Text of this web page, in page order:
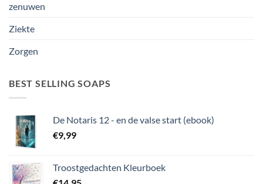
zenuwen
Ziekte
Zorgen
BEST SELLING SOAPS
De Notaris 12 - en de valse start (ebook)
€9,99
Troostgedachten Kleurboek